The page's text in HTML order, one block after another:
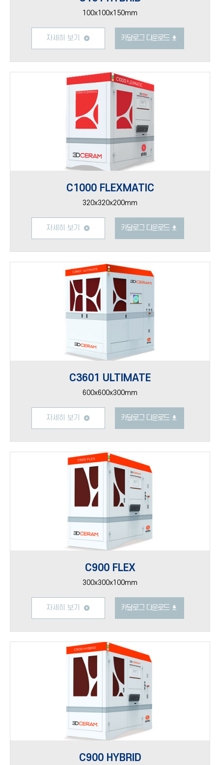
100x100x150mm
자세히 보기 카달로그 다운로드
C1000 FLEXMATIC
320x320x200mm
자세히 보기 카달로그 다운로드
C3601 ULTIMATE
600x600x300mm
자세히 보기 카달로그 다운로드
C900 FLEX
300x300x100mm
자세히 보기 카달로그 다운로드
C900 HYBRID